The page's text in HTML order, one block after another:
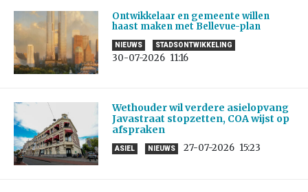
Ontwikkelaar en gemeente willen
haast maken met Bellevue-plan
NIEUWS STADSONTWIKKELING
30-07-2026 11:16
Wethouder wil verdere asielopvang
Javastraat stopzetten, COA wijst op
afspraken
ASIEL NIEUWS 27-07-2026 15:23